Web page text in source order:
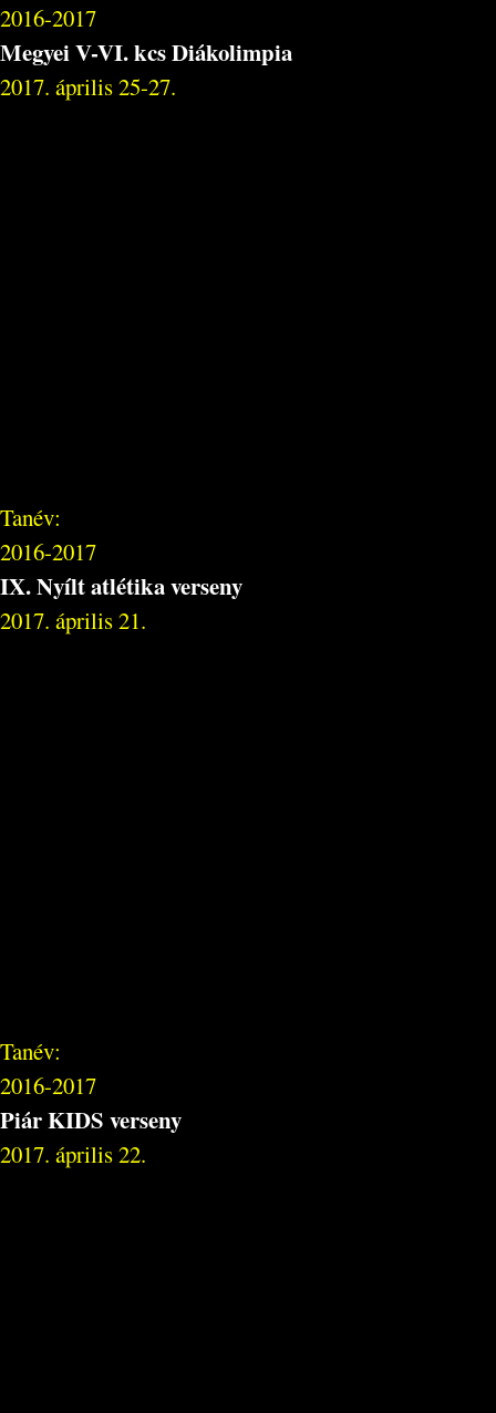
2016-2017
Megyei V-VI. kcs Diákolimpia
2017. április 25-27.
Tanév:
2016-2017
IX. Nyílt atlétika verseny
2017. április 21.
Tanév:
2016-2017
Piár KIDS verseny
2017. április 22.